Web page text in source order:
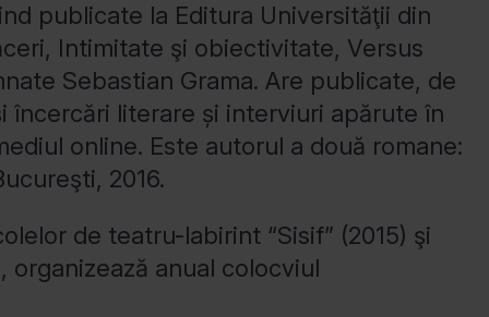
publicate la Editura Universităţii din
Intimitate şi obiectivitate, Versus
Sebastian Grama. Are publicate, de
încercări literare și interviuri apărute în
online. Este autorul a două romane:
2016.
de teatru-labirint “Sisif” (2015) şi
organizează anual colocviul